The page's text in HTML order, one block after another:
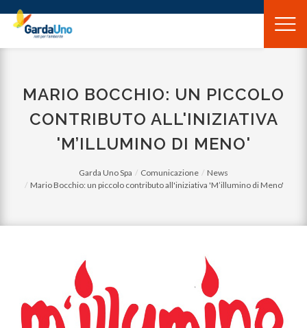
Gardauno
Spa
MARIO BOCCHIO: UN PICCOLO
CONTRIBUTO ALL'INIZIATIVA
'M’ILLUMINO DI MENO'
Garda Uno Spa Comunicazione
News
Mario Bocchio: un piccolo contributo all'iniziativa 'M’illumino di Meno'